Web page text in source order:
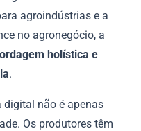
agroindústrias e a
no agronegócio, a
holística e
.
digital não é apenas
Os produtores têm